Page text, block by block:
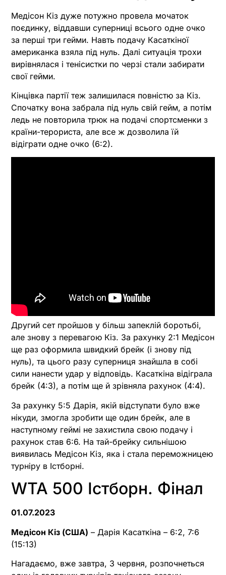
Медісон Кіз дуже потужно провела мочаток
поєдинку, віддавши суперниці всього одне очко
за перші три гейми. Навть подачу Касаткіної
американка взяла під нуль. Далі ситуація трохи
вирівнялася і тенісистки по черзі стали забирати
свої гейми.
Кінцівка партії теж залишилася повністю за Кіз.
Спочатку вона забрала під нуль свій гейм, а потім
ледь не повторила трюк на подачі спортсменки з
країни-терориста, але все ж дозволила їй
відіграти одне очко (6:2).
Другий сет пройшов у більш запеклій боротьбі,
але знову з перевагою Кіз. За рахунку 2:1 Медісон
ще раз оформила швидкий брейк (і знову під
нуль), та цього разу суперниця знайшла в собі
сили нанести удар у відповідь. Касаткіна відіграла
брейк (4:3), а потім ще й зрівняла рахунок (4:4).
За рахунку 5:5 Дарія, якій відступати було вже
нікуди, змогла зробити ще один брейк, але в
наступному геймі не захистила свою подачу і
рахунок став 6:6. На тай-брейку сильнішою
виявилась Медісон Кіз, яка і стала переможницею
турніру в Істборні.
WTA 500 Істборн. Фінал
01.07.2023
Медісон Кіз (США) – Дарія Касаткіна – 6:2, 7:6
(15:13)
Нагадаємо, вже завтра, 3 червня, розпочнеться